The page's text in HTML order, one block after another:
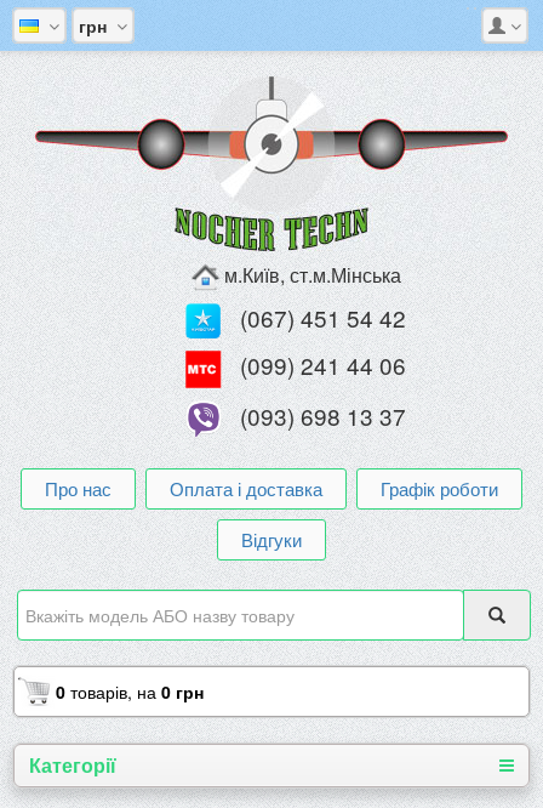
грн
м.Київ, ст.м.Мінська
(067) 451 54 42
(099) 241 44 06
(093) 698 13 37
Про нас Оплата і доставка
Графік роботи
Відгуки
0 товарів, на 0 грн
Категорії